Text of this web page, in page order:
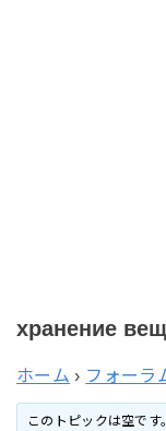
хранение
ホーム › フォーラ
このトピックは空です。